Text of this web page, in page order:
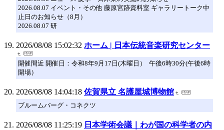
2026.08.07 イベント・その他 藤原宮跡資料室 ギャラリートーク中
止日のお知らせ（8月）
2026.08.07 研
2026/08/08 15:02:32 ホーム | 日本伝統音楽研究センター
開催間近 開催日：令和8年9月17日(木曜日） 午後6時30分(午後6時
開場）
2026/08/08 14:04:18 佐賀県立 名護屋城博物館
ブルームバーグ・コネクツ
2026/08/08 11:25:19 日本学術会議｜わが国の科学者の内